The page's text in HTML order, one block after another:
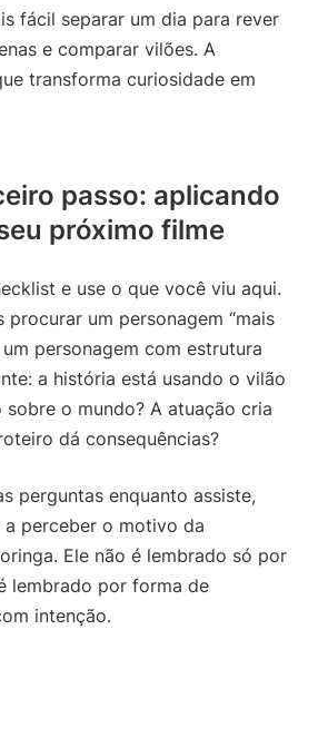
fácil separar um dia para rever
e comparar vilões. A
transforma curiosidade em
passo: aplicando
próximo filme
e use o que você viu aqui.
procurar um personagem “mais
um personagem com estrutura
a história está usando o vilão
o mundo? A atuação cria
dá consequências?
perguntas enquanto assiste,
perceber o motivo da
Ele não é lembrado só por
lembrado por forma de
intenção.